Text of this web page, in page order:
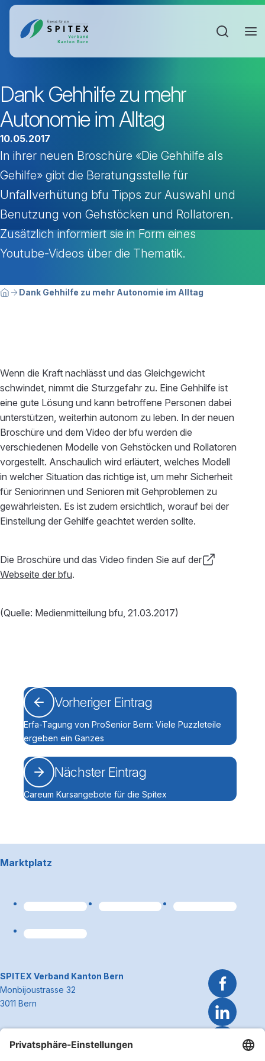
Dank Gehhilfe zu mehr
Autonomie im Alltag
10.05.2017
In ihrer neuen Broschüre «Die Gehhilfe als
Gehilfe» gibt die Beratungsstelle für
Unfallverhütung bfu Tipps zur Auswahl und
Benutzung von Gehstöcken und Rollatoren.
Zusätzlich informiert sie in Form eines
Youtube-Videos über die Thematik.
Breadcrumbnavigation
Sie befinden sich hier:
HomeDank Gehhilfe zu mehr Autonomie im Alltag
Wenn die Kraft nachlässt und das Gleichgewicht
schwindet, nimmt die Sturzgefahr zu. Eine Gehhilfe ist
eine gute Lösung und kann betroffene Personen dabei
unterstützen, weiterhin autonom zu leben. In der neuen
Broschüre und dem Video der bfu werden die
verschiedenen Modelle von Gehstöcken und Rollatoren
vorgestellt. Anschaulich wird erläutert, welches Modell
in welcher Situation das richtige ist, um mehr Sicherheit
für Seniorinnen und Senioren mit Gehproblemen zu
gewährleisten. Es ist zudem ersichtlich, worauf bei der
Einstellung der Gehilfe geachtet werden sollte.
Die Broschüre und das Video finden Sie auf der
Webseite der bfu.
(Quelle: Medienmitteilung bfu, 21.03.2017)
Vorheriger Eintrag
Erfa-Tagung von ProSenior Bern: Viele Puzzleteile
ergeben ein Ganzes
Nächster Eintrag
Careum Kursangebote für die Spitex
Marktplatz
~Kontaktinformationen
SPITEX Verband Kanton Bern
Monbijoustrasse 32
3011 Bern
E-Mailinfo@spitexbe.ch